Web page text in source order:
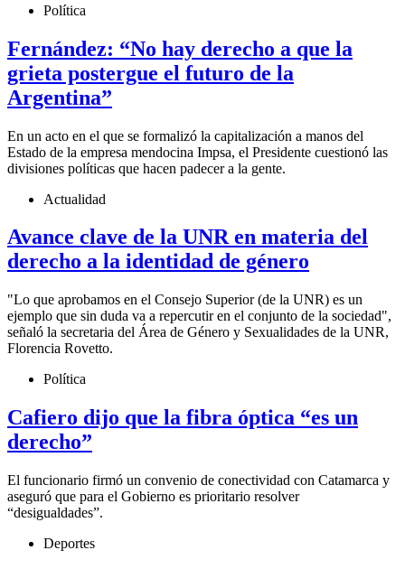
Política
Fernández: “No hay derecho a que la
grieta postergue el futuro de la
Argentina”
En un acto en el que se formalizó la capitalización a manos del
Estado de la empresa mendocina Impsa, el Presidente cuestionó las
divisiones políticas que hacen padecer a la gente.
Actualidad
Avance clave de la UNR en materia del
derecho a la identidad de género
"Lo que aprobamos en el Consejo Superior (de la UNR) es un
ejemplo que sin duda va a repercutir en el conjunto de la sociedad",
señaló la secretaria del Área de Género y Sexualidades de la UNR,
Florencia Rovetto.
Política
Cafiero dijo que la fibra óptica “es un
derecho”
El funcionario firmó un convenio de conectividad con Catamarca y
aseguró que para el Gobierno es prioritario resolver
“desigualdades”.
Deportes